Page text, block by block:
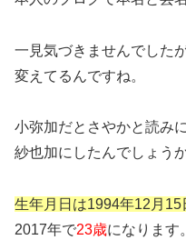
一見気づきませんでした
変えてるんですね。
小弥加だとさやかと読み
紗也加にしたんでしょう
生年月日は1994年12月15
2017年で23歳になります。